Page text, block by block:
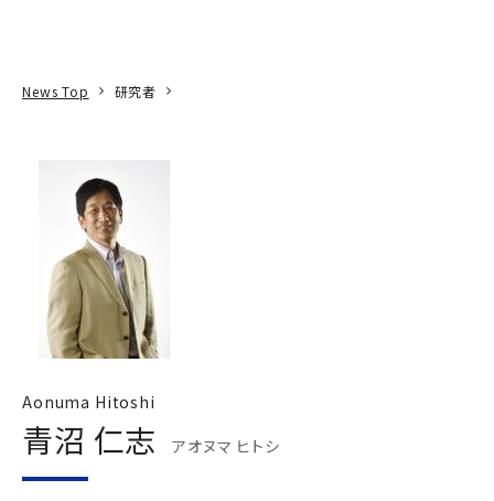
News Top 研究者
Aonuma Hitoshi
青沼 仁志 アオヌマ ヒトシ